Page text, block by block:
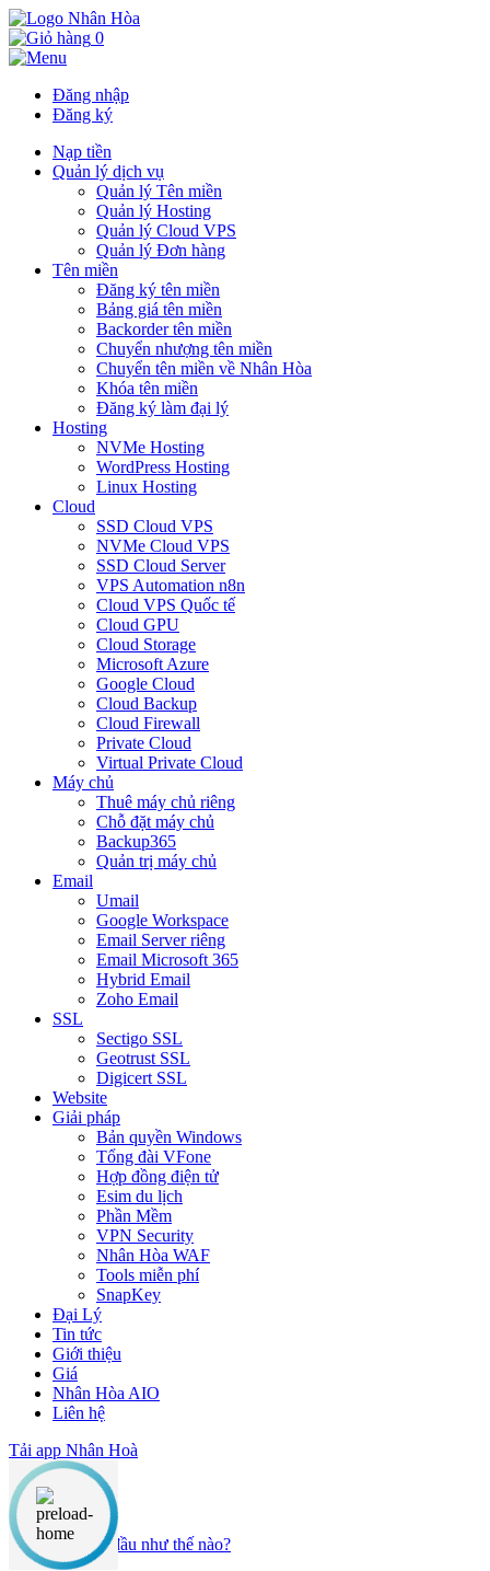
0
Đăng nhập
Đăng ký
Nạp tiền
Quản lý dịch vụ
Quản lý Tên miền
Quản lý Hosting
Quản lý Cloud VPS
Quản lý Đơn hàng
Tên miền
Đăng ký tên miền
Bảng giá tên miền
Backorder tên miền
Chuyển nhượng tên miền
Chuyển tên miền về Nhân Hòa
Khóa tên miền
Đăng ký làm đại lý
Hosting
NVMe Hosting
WordPress Hosting
Linux Hosting
Cloud
SSD Cloud VPS
NVMe Cloud VPS
SSD Cloud Server
VPS Automation n8n
Cloud VPS Quốc tế
Cloud GPU
Cloud Storage
Microsoft Azure
Google Cloud
Cloud Backup
Cloud Firewall
Private Cloud
Virtual Private Cloud
Máy chủ
Thuê máy chủ riêng
Chỗ đặt máy chủ
Backup365
Quản trị máy chủ
Email
Umail
Google Workspace
Email Server riêng
Email Microsoft 365
Hybrid Email
Zoho Email
SSL
Sectigo SSL
Geotrust SSL
Digicert SSL
Website
Giải pháp
Bản quyền Windows
Tổng đài VFone
Hợp đồng điện tử
Esim du lịch
Phần Mềm
VPN Security
Nhân Hòa WAF
Tools miễn phí
SnapKey
Đại Lý
Tin tức
Giới thiệu
Giá
Nhân Hòa AIO
Liên hệ
Tải app Nhân Hoà
Nội dung chính
Đăng ký
Vậy bắt đầu như thế nào?